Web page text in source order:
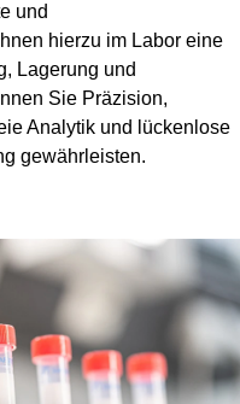
und
hierzu im Labor eine
Lagerung und
Sie Präzision,
Analytik und lückenlose
gewährleisten.